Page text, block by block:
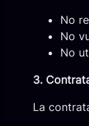
No
No
No
3.
La